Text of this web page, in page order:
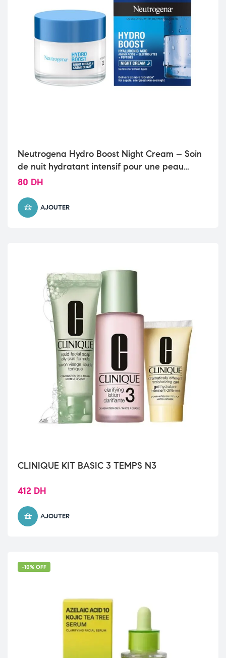
Neutrogena Hydro Boost Night Cream – Soin
de nuit hydratant intensif pour une peau
revitalisée
80 DH
AJOUTER
CLINIQUE KIT BASIC 3 TEMPS N3
412 DH
AJOUTER
-10% OFF